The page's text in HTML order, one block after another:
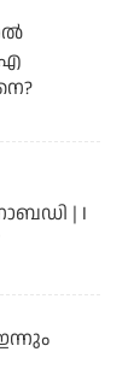
| I